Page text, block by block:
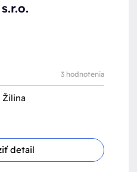
3 hodnotenia
Žilina
detail